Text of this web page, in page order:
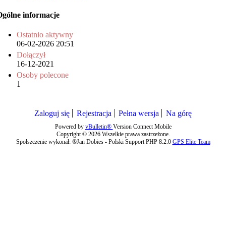
informacje
Ostatnio aktywny
06-02-2026 20:51
Dołączył
16-12-2021
Osoby polecone
1
Zaloguj się Rejestracja Pełna wersja Na górę
Powered by vBulletin® Version Connect Mobile
Copyright © 2026 Wszelkie prawa zastrzeżone.
Spolszczenie wykonał: ®Jan Dobies - Polski Support PHP 8.2.0 GPS Elite Team